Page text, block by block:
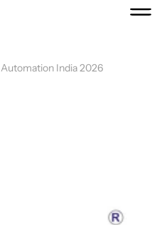
Automation India 2026